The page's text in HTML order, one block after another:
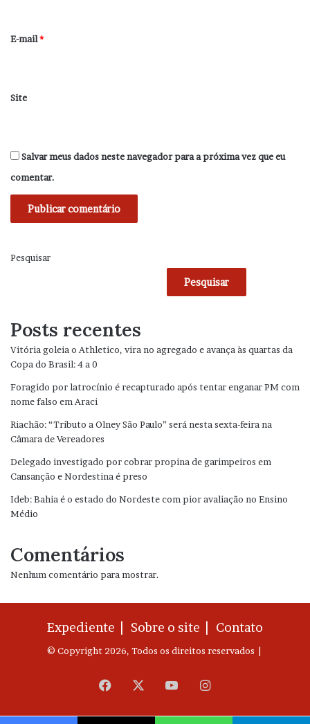
*
E-mail*
Site
Salvar meus dados neste navegador para a próxima vez que eu
comentar.
Pesquisar
Pesquisar
Posts recentes
Vitória goleia o Athletico, vira no agregado e avança às quartas da
Copa do Brasil: 4 a 0
Foragido por latrocínio é recapturado após tentar enganar PM com
nome falso em Araci
Riachão: “Tributo a Olney São Paulo” será nesta sexta-feira na
Câmara de Vereadores
Delegado investigado por cobrar propina de garimpeiros em
Cansanção e Nordestina é preso
Ideb: Bahia é o estado do Nordeste com pior avaliação no Ensino
Médio
Comentários
Nenhum comentário para mostrar.
Expediente | Sobre o site | Contato
© Copyright 2026, Todos os direitos reservados |
Facebook YouTubeInstagram